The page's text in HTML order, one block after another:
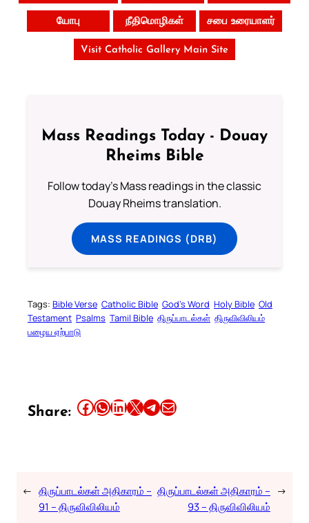
யோபு நீதிமொழிகள் சபை உரையாளர்
Visit Catholic Gallery Main Site
Mass Readings Today - Douay
Rheims Bible
Follow today's Mass readings in the classic
Douay Rheims translation.
MASS READINGS (DRB)
Tags: Bible Verse Catholic Bible God’s Word Holy Bible Old
Testament Psalms Tamil Bible திருப்பாடல்கள் திருவிவிலியம்
பழைய ஏற்பாடு
Share: Share this article on Facebook Share this article on WhatsApp Share this article on LinkedIn Share this article on X Share this article on TelegramEmail this Article
← திருப்பாடல்கள் அதிகாரம் –
91 – திருவிவிலியம்
திருப்பாடல்கள் அதிகாரம் –
93 – திருவிவிலியம்
→